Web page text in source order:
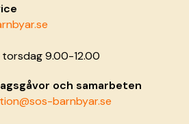
9.00-12.00
och samarbeten
barnbyar.se